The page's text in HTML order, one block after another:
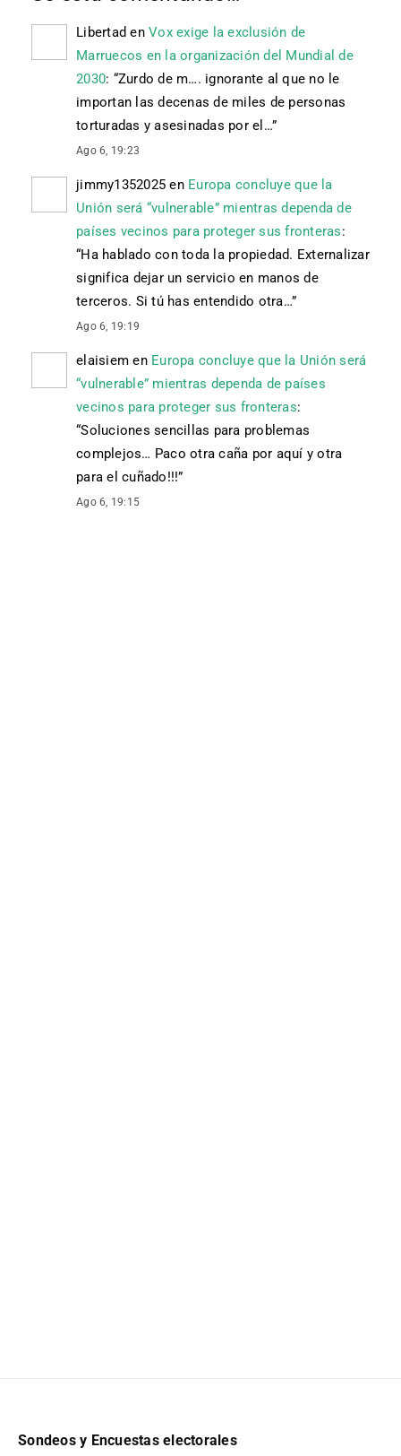
Libertad en Vox exige la exclusión de
Marruecos en la organización del Mundial de
2030: “Zurdo de m…. ignorante al que no le
importan las decenas de miles de personas
torturadas y asesinadas por el…”
Ago 6, 19:23
jimmy1352025 en Europa concluye que la
Unión será “vulnerable” mientras dependa de
países vecinos para proteger sus fronteras:
“Ha hablado con toda la propiedad. Externalizar
significa dejar un servicio en manos de
terceros. Si tú has entendido otra…”
Ago 6, 19:19
elaisiem en Europa concluye que la Unión será
“vulnerable” mientras dependa de países
vecinos para proteger sus fronteras:
“Soluciones sencillas para problemas
complejos… Paco otra caña por aquí y otra
para el cuñado!!!”
Ago 6, 19:15
Sondeos y Encuestas electorales